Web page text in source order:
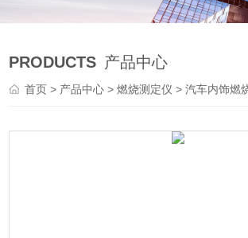
PRODUCTS 产品中心
首页> 产品中心 >燃烧测定仪 >汽车内饰燃